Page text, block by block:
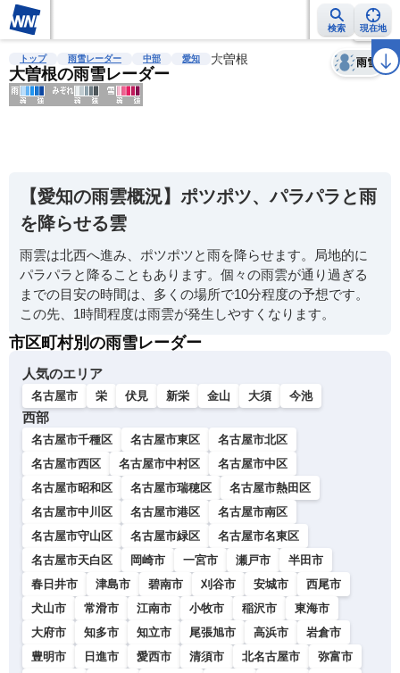
検索 現在地
雨雲レーダー 台風情報 地震情報 警報・注意報 2週間天気 ラ
トップ 雨雪レーダー 中部 愛知 大曽根
大曽根の雨雪レーダー
雨雪
天気 台風
【愛知の雨雲概況】ポツポツ、パラパラと雨
を降らせる雲
雨雲は北西へ進み、ポツポツと雨を降らせます。局地的に
パラパラと降ることもあります。個々の雨雲が通り過ぎる
までの目安の時間は、多くの場所で10分程度の予想です。
この先、1時間程度は雨雲が発生しやすくなります。
市区町村別の雨雪レーダー
人気のエリア
名古屋市 栄 伏見 新栄 金山 大須 今池
西部
名古屋市千種区 名古屋市東区
名古屋市北区
名古屋市西区
名古屋市中村区
名古屋市中区
名古屋市昭和区
名古屋市瑞穂区
名古屋市熱田区
名古屋市中川区
名古屋市港区
名古屋市南区
名古屋市守山区
名古屋市緑区
名古屋市名東区
名古屋市天白区
岡崎市 一宮市 瀬戸市
半田市
春日井市
津島市 碧南市 刈谷市 安城市
西尾市
犬山市
常滑市 江南市 小牧市 稲沢市
東海市
大府市
知多市 知立市 尾張旭市 高浜市
岩倉市
豊明市
日進市 愛西市 清須市 北名古屋市
弥富市